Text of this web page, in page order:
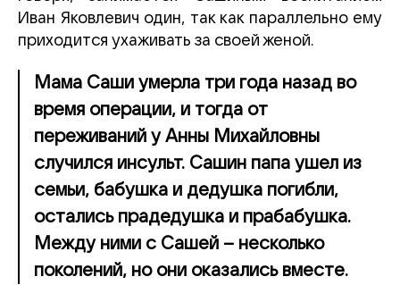
Иван Яковлевич один, так как параллельно ему
приходится ухаживать за своей женой.
Мама Саши умерла три года назад во
время операции, и тогда от
переживаний у Анны Михайловны
случился инсульт. Сашин папа ушел из
семьи, бабушка и дедушка погибли,
остались прадедушка и прабабушка.
Между ними с Сашей – несколько
поколений, но они оказались вместе.